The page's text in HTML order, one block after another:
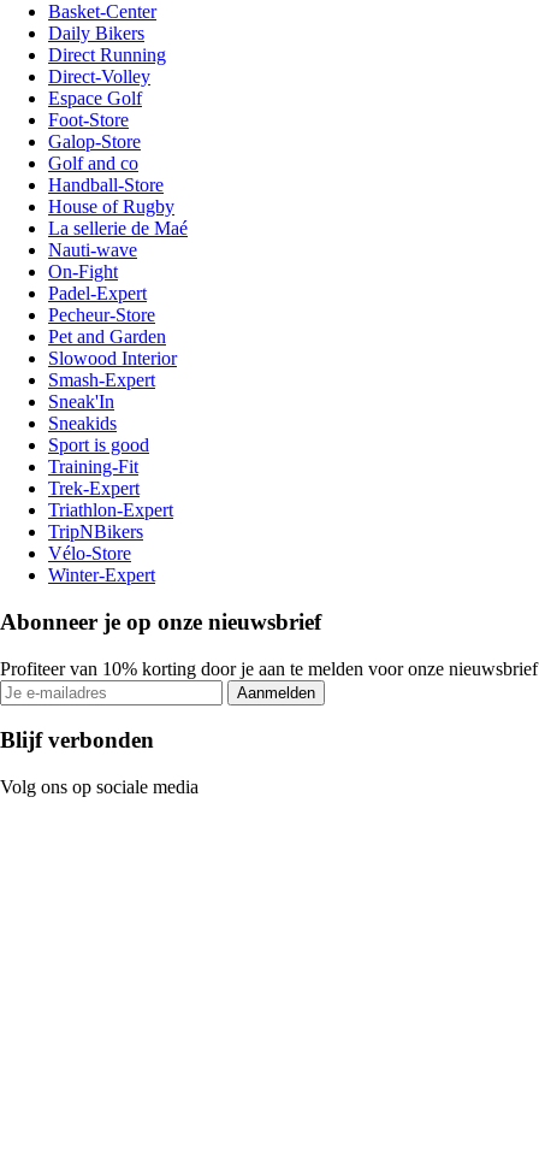
Basket-Center
Daily Bikers
Direct Running
Direct-Volley
Espace Golf
Foot-Store
Galop-Store
Golf and co
Handball-Store
House of Rugby
La sellerie de Maé
Nauti-wave
On-Fight
Padel-Expert
Pecheur-Store
Pet and Garden
Slowood Interior
Smash-Expert
Sneak'In
Sneakids
Sport is good
Training-Fit
Trek-Expert
Triathlon-Expert
TripNBikers
Vélo-Store
Winter-Expert
Abonneer je op onze nieuwsbrief
Profiteer van 10% korting door je aan te melden voor onze nieuwsbrief
Aanmelden
Blijf verbonden
Volg ons op sociale media